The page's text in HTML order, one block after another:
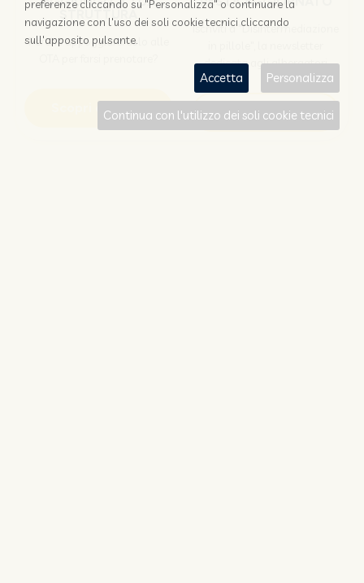
STRUTTURA
Perchè appoggiarsi solo alle
Scopri come
Iscriviti a "Disintermediazione
dedicata agli albergatori
Iscriviti
preferenze cliccando su "Personalizza" o continuare la
navigazione con l'uso dei soli cookie tecnici cliccando
sull'apposito pulsante.
Accetta Personalizza
Continua con l'utilizzo dei soli cookie tecnici